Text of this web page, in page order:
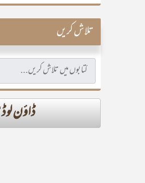
تلاش کریں
ڈاؤن لوڈ PDF